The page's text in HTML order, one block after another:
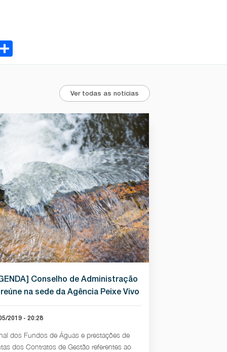
Share
Ver todas as notícias
Conselho de Administração
na sede da Agência Peixe Vivo
2019 - 20:28
dos Fundos de Águas e prestações de
dos Contratos de Gestão referentes ao